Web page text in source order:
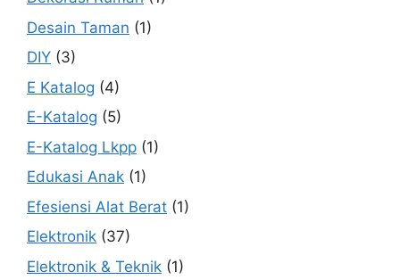
Desain Taman (1)
DIY (3)
E Katalog (4)
E-Katalog (5)
E-Katalog Lkpp (1)
Edukasi Anak (1)
Efesiensi Alat Berat (1)
Elektronik (37)
Elektronik & Teknik (1)